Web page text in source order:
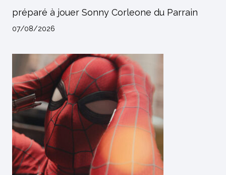
préparé à jouer Sonny Corleone du Parrain
07/08/2026